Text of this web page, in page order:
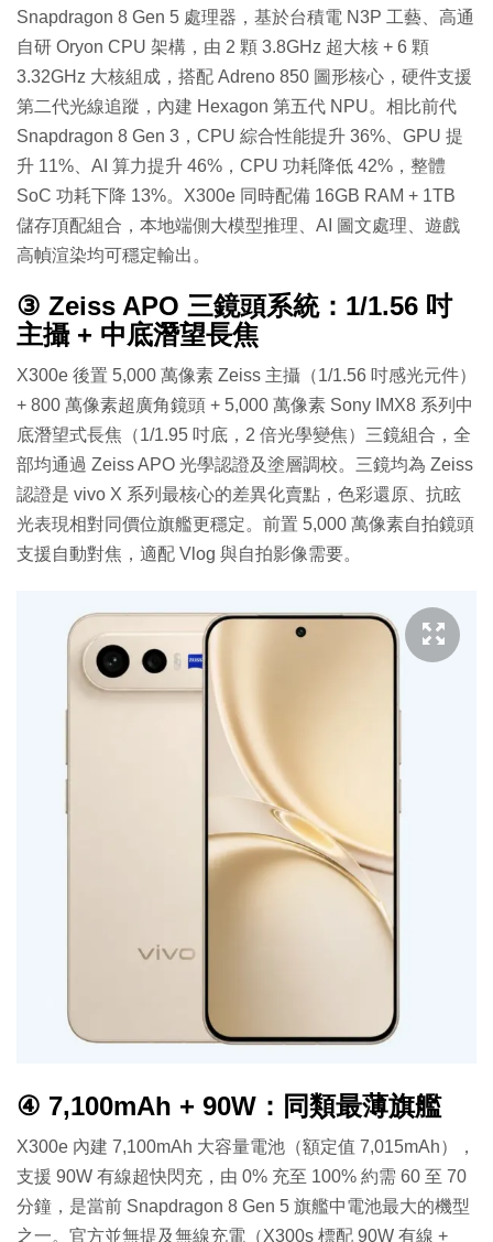
Snapdragon 8 Gen 5 處理器，基於台積電 N3P 工藝、高通
自研 Oryon CPU 架構，由 2 顆 3.8GHz 超大核 + 6 顆
3.32GHz 大核組成，搭配 Adreno 850 圖形核心，硬件支援
第二代光線追蹤，內建 Hexagon 第五代 NPU。相比前代
Snapdragon 8 Gen 3，CPU 綜合性能提升 36%、GPU 提
升 11%、AI 算力提升 46%，CPU 功耗降低 42%，整體
SoC 功耗下降 13%。X300e 同時配備 16GB RAM + 1TB
儲存頂配組合，本地端側大模型推理、AI 圖文處理、遊戲
高幀渲染均可穩定輸出。
③ Zeiss APO 三鏡頭系統：1/1.56 吋
主攝 + 中底潛望長焦
X300e 後置 5,000 萬像素 Zeiss 主攝（1/1.56 吋感光元件）
+ 800 萬像素超廣角鏡頭 + 5,000 萬像素 Sony IMX8 系列中
底潛望式長焦（1/1.95 吋底，2 倍光學變焦）三鏡組合，全
部均通過 Zeiss APO 光學認證及塗層調校。三鏡均為 Zeiss
認證是 vivo X 系列最核心的差異化賣點，色彩還原、抗眩
光表現相對同價位旗艦更穩定。前置 5,000 萬像素自拍鏡頭
支援自動對焦，適配 Vlog 與自拍影像需要。
④ 7,100mAh + 90W：同類最薄旗艦
X300e 內建 7,100mAh 大容量電池（額定值 7,015mAh），
支援 90W 有線超快閃充，由 0% 充至 100% 約需 60 至 70
分鐘，是當前 Snapdragon 8 Gen 5 旗艦中電池最大的機型
之一。官方並無提及無線充電（X300s 標配 90W 有線 +